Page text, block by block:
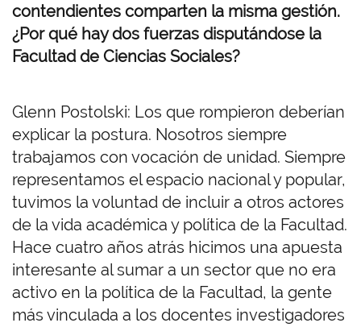
contendientes comparten la misma gestión.
¿Por qué hay dos fuerzas disputándose la
Facultad de Ciencias Sociales?
Glenn Postolski: Los que rompieron deberían
explicar la postura. Nosotros siempre
trabajamos con vocación de unidad. Siempre
representamos el espacio nacional y popular,
tuvimos la voluntad de incluir a otros actores
de la vida académica y política de la Facultad.
Hace cuatro años atrás hicimos una apuesta
interesante al sumar a un sector que no era
activo en la política de la Facultad, la gente
más vinculada a los docentes investigadores